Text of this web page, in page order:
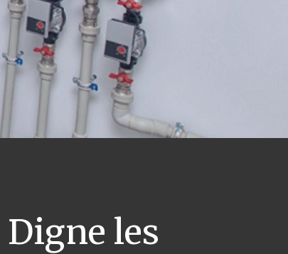
Digne les